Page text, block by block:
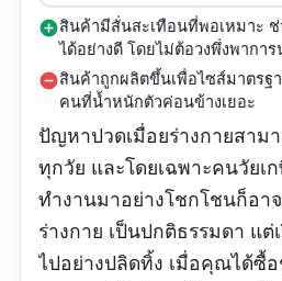
add_circleสินค้ามีสั่นสะเทือนที่พอเหมาะ
ได้อย่างดี โดยไม่ต้อวงพึ่งพากา
remove_circleสินค้าถูกผลิตขึ้นเพื่อไซส์มาตรฐ
คนที่น้ำหนักตัวค่อนข้างเยอะ
ปัญหาปวดเมื่อยร่างกายสาม
ทุกวัย และโดยเฉพาะคนวัยเ
ทำงานมาอย่างโชกโชนก็อา
ร่างกาย เป็นปกติธรรมดา แต่
ไปอย่างปลิดทิ้ง เมื่อคุณได้ซื้